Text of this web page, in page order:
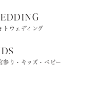
トウェディング
参り・キッズ・ベビー